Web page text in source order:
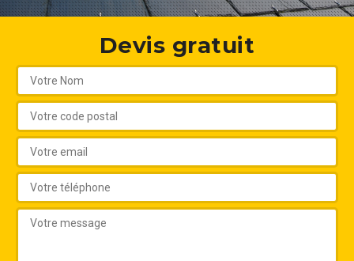
Devis gratuit